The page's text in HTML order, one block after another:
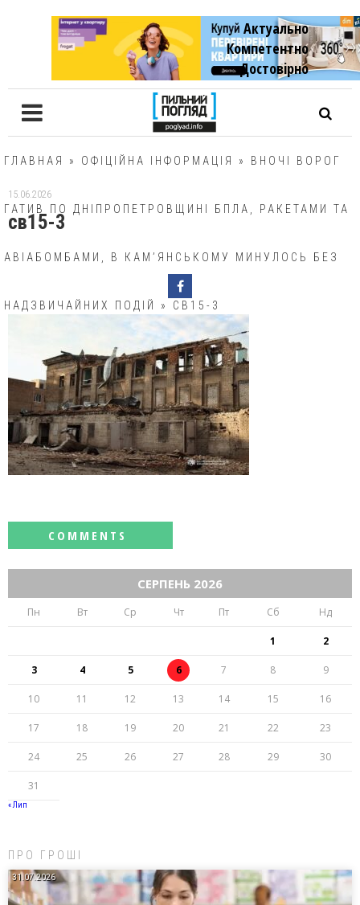
Актуально
Компетентно
Достовiрно
ГЛАВНАЯ » ОФІЦІЙНА ІНФОРМАЦІЯ » ВНОЧІ ВОРОГ
ГАТИВ ПО ДНІПРОПЕТРОВЩИНІ БПЛА, РАКЕТАМИ ТА
АВІАБОМБАМИ, В КАМ’ЯНСЬКОМУ МИНУЛОСЬ БЕЗ
НАДЗВИЧАЙНИХ ПОДІЙ » СВ15-3
15.06.2026
св15-3
СЕРПЕНЬ 2026
Пн Вт Ср Чт Пт Сб Нд
1 2
3 4 5 6 7 8 9
10 11 12 13 14 15 16
17 18 19 20 21 22 23
24 25 26 27 28 29 30
31
« Лип
ПРО ГРОШІ
31.07.2026